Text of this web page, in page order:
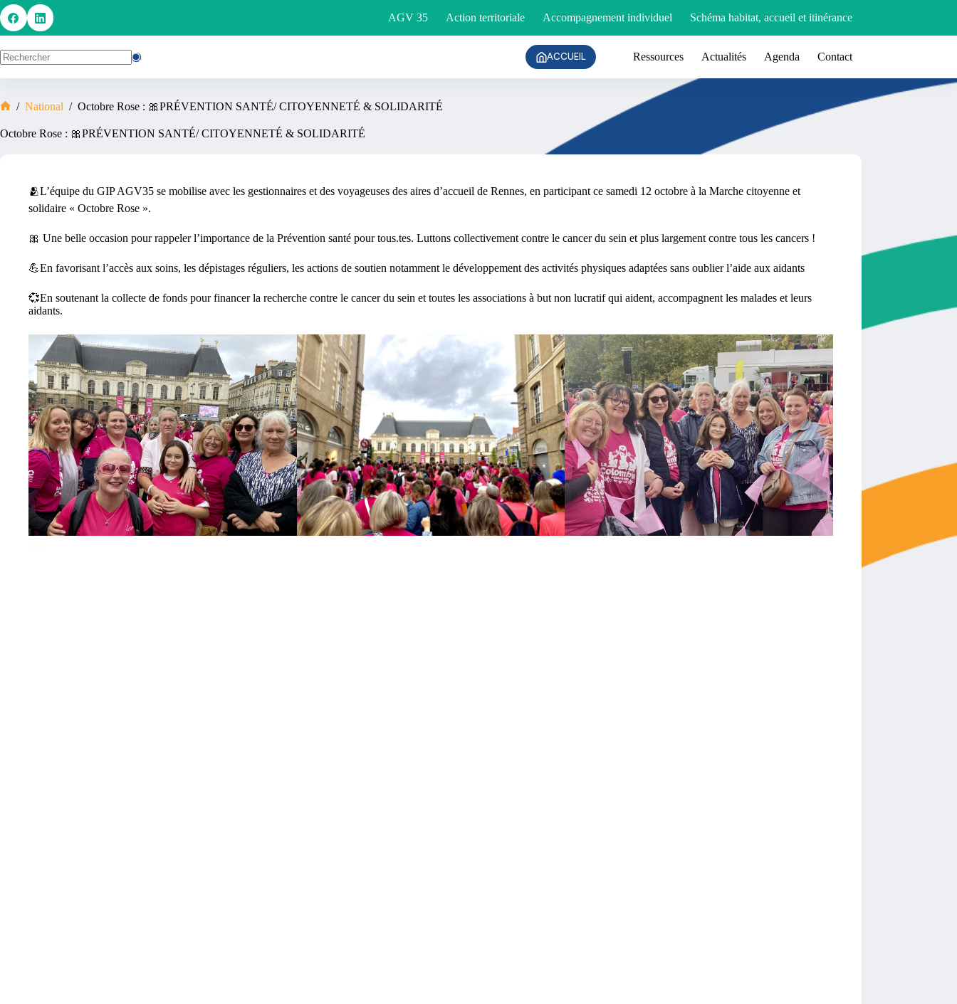
AGV 35 Action territoriale Accompagnement individuel Schéma habitat, accueil et itinérance
ACCUEIL Ressources Actualités Agenda Contact
/ National / Octobre Rose : 🎀PRÉVENTION SANTÉ/ CITOYENNETÉ & SOLIDARITÉ
Octobre Rose : 🎀PRÉVENTION SANTÉ/ CITOYENNETÉ & SOLIDARITÉ
🫂L’équipe du GIP AGV35 se mobilise avec les gestionnaires et des voyageuses des aires d’accueil de Rennes, en participant ce samedi 12 octobre à la Marche citoyenne et
solidaire « Octobre Rose ».
🎀 Une belle occasion pour rappeler l’importance de la Prévention santé pour tous.tes. Luttons collectivement contre le cancer du sein et plus largement contre tous les cancers !
💪En favorisant l’accès aux soins, les dépistages réguliers, les actions de soutien notamment le développement des activités physiques adaptées sans oublier l’aide aux aidants
💞En soutenant la collecte de fonds pour financer la recherche contre le cancer du sein et toutes les associations à but non lucratif qui aident, accompagnent les malades et leurs
aidants.